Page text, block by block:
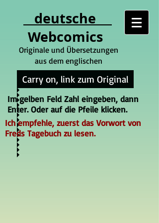
deutsche
Webcomics
Originale und Übersetzungen
aus dem englischen
Carry on, link zum Original
Im gelben Feld Zahl eingeben, dann
Enter. Oder auf die Pfeile klicken.
Ich empfehle, zuerst das Vorwort von
Freds Tagebuch zu lesen.